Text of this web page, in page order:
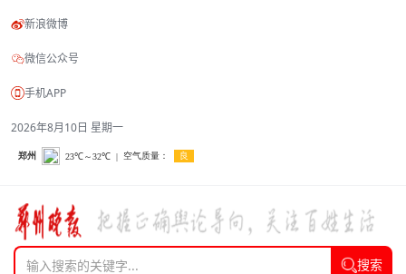
新浪微博
微信公众号
手机APP
2026年8月10日 星期一
搜索